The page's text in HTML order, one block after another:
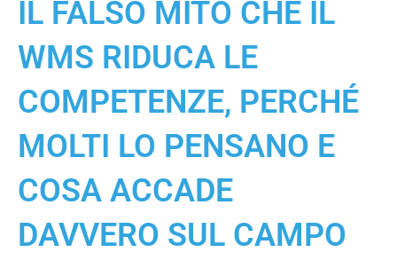
IL FALSO MITO CHE IL
WMS RIDUCA LE
COMPETENZE, PERCHÉ
MOLTI LO PENSANO E
COSA ACCADE
DAVVERO SUL CAMPO